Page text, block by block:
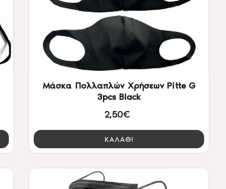
Μάσκα Πολλαπλών Χρήσεων Pitte G
3pcs Black
2,50€
ΚΑΛΑΘΙ